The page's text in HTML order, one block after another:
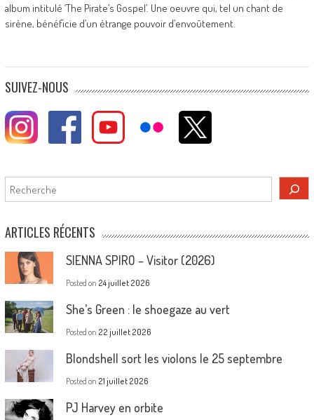
album intitulé ‘The Pirate’s Gospel’. Une oeuvre qui, tel un chant de
sirène, bénéficie d’un étrange pouvoir d’envoûtement.
SUIVEZ-NOUS
Rechercher
ARTICLES RÉCENTS
SIENNA SPIRO – Visitor (2026)
Posted on 24 juillet 2026
She’s Green : le shoegaze au vert
Posted on 22 juillet 2026
Blondshell sort les violons le 25 septembre
Posted on 21 juillet 2026
PJ Harvey en orbite